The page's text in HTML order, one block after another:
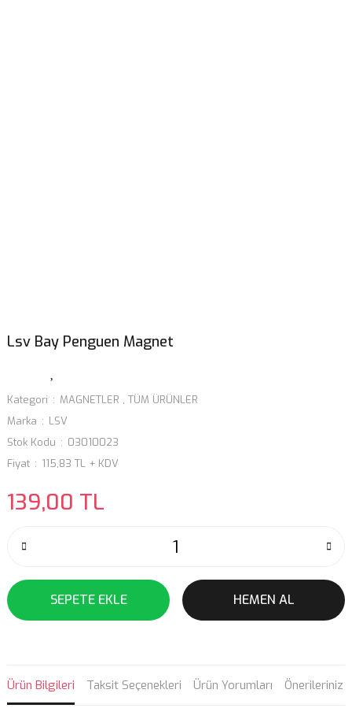
Lsv Bay Penguen Magnet
Kategori MAGNETLER , TÜM ÜRÜNLER
Marka
LSV
Stok Kodu
03010023
Fiyat
115,83 TL + KDV
139,00 TL
SEPETE EKLE HEMEN AL
Ürün Bilgileri Taksit Seçenekleri Ürün Yorumları Önerileriniz